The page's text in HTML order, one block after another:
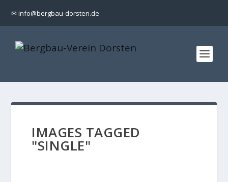
✉ info@bergbau-dorsten.de
IMAGES TAGGED
"SINGLE"